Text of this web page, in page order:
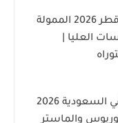
منحة جامعة قطر 2026 الممولة
العليا |
منحة ادرس في السعودية 2026
والماستر